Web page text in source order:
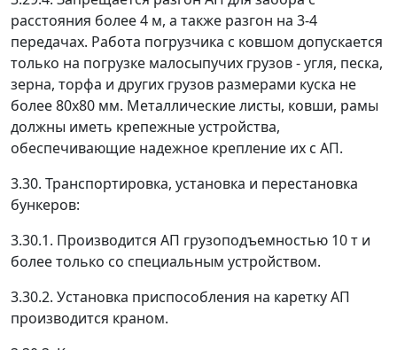
расстояния более 4 м, а также разгон на 3-4
передачах. Работа погрузчика с ковшом допускается
только на погрузке малосыпучих грузов - угля, песка,
зерна, торфа и других грузов размерами куска не
более 80х80 мм. Металлические листы, ковши, рамы
должны иметь крепежные устройства,
обеспечивающие надежное крепление их с АП.
3.30. Транспортировка, установка и перестановка
бункеров:
3.30.1. Производится АП грузоподъемностью 10 т и
более только со специальным устройством.
3.30.2. Установка приспособления на каретку АП
производится краном.